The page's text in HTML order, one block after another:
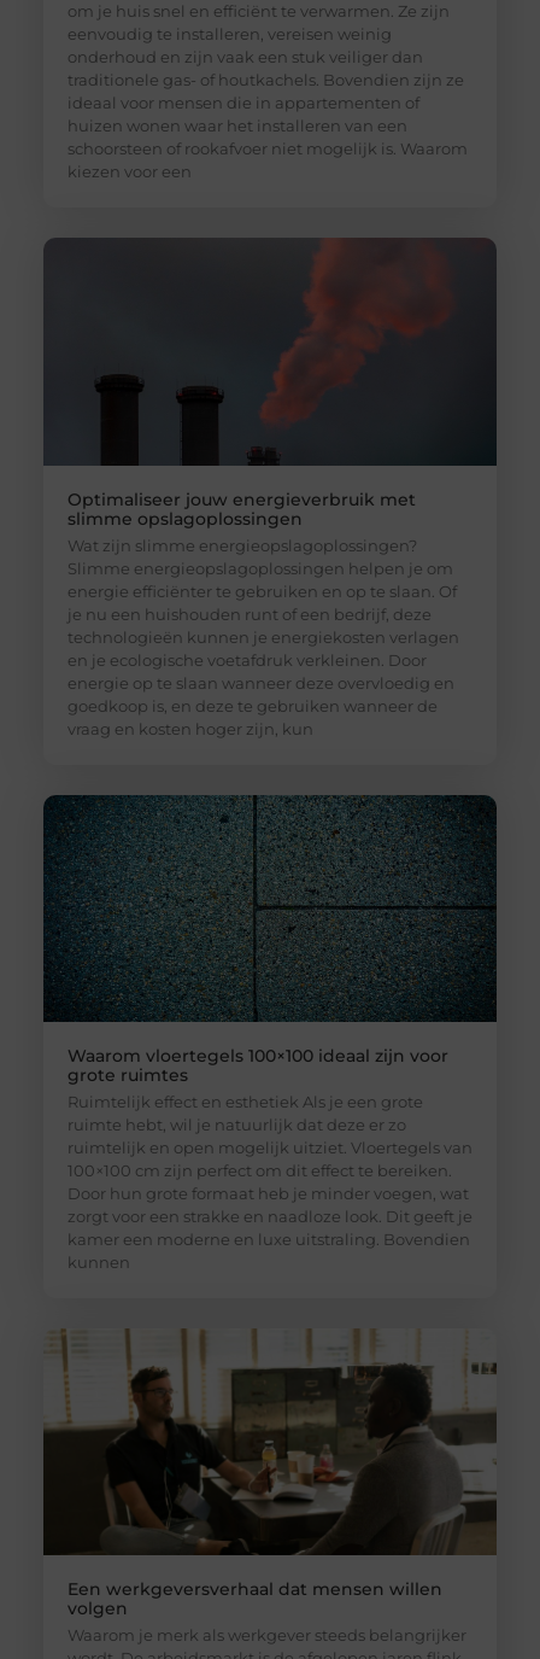
om je huis snel en efficiënt te verwarmen. Ze zijn
eenvoudig te installeren, vereisen weinig
onderhoud en zijn vaak een stuk veiliger dan
traditionele gas- of houtkachels. Bovendien zijn ze
ideaal voor mensen die in appartementen of
huizen wonen waar het installeren van een
schoorsteen of rookafvoer niet mogelijk is. Waarom
kiezen voor een
Optimaliseer jouw energieverbruik met
slimme opslagoplossingen
Wat zijn slimme energieopslagoplossingen?
Slimme energieopslagoplossingen helpen je om
energie efficiënter te gebruiken en op te slaan. Of
je nu een huishouden runt of een bedrijf, deze
technologieën kunnen je energiekosten verlagen
en je ecologische voetafdruk verkleinen. Door
energie op te slaan wanneer deze overvloedig en
goedkoop is, en deze te gebruiken wanneer de
vraag en kosten hoger zijn, kun
Waarom vloertegels 100×100 ideaal zijn voor
grote ruimtes
Ruimtelijk effect en esthetiek Als je een grote
ruimte hebt, wil je natuurlijk dat deze er zo
ruimtelijk en open mogelijk uitziet. Vloertegels van
100×100 cm zijn perfect om dit effect te bereiken.
Door hun grote formaat heb je minder voegen, wat
zorgt voor een strakke en naadloze look. Dit geeft je
kamer een moderne en luxe uitstraling. Bovendien
kunnen
Een werkgeversverhaal dat mensen willen
volgen
Waarom je merk als werkgever steeds belangrijker